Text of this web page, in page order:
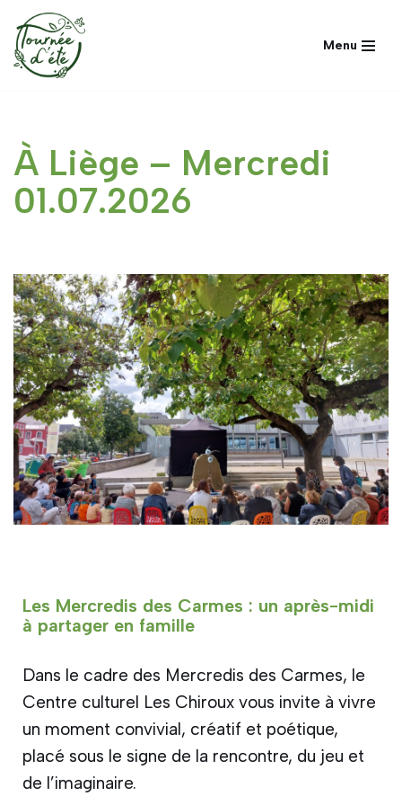
Aller
au
Menu
À Liège – Mercredi
01.07.2026
Les Mercredis des Carmes : un après-midi
à partager en famille
Dans le cadre des Mercredis des Carmes, le
Centre culturel Les Chiroux vous invite à vivre
un moment convivial, créatif et poétique,
placé sous le signe de la rencontre, du jeu et
de l’imaginaire.